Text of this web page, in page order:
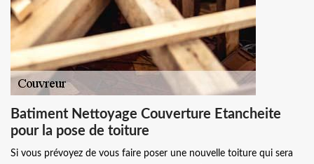
Batiment Nettoyage Couverture Etancheite
pour la pose de toiture
Si vous prévoyez de vous faire poser une nouvelle toiture qui sera